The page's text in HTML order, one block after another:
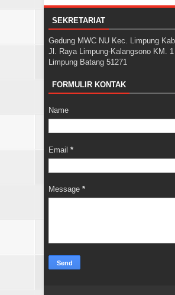
SEKRETARIAT
Gedung MWC NU Kec. Limpung
Jl. Raya Limpung-Kalangsono KM.
Limpung Batang 51271
FORMULIR KONTAK
Name
Email *
Message *